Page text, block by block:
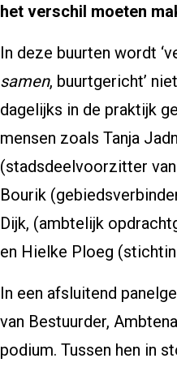
het verschil moeten
In deze buurten wordt
samen, buurtgericht’
dagelijks in de praktijk
mensen zoals Tanja
(stadsdeelvoorzitter
Bourik
Dijk, (ambtelijk
en Hielke Ploeg
In een afsluitend
van Bestuurder,
podium. Tussen hen in